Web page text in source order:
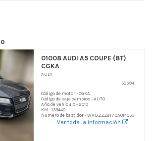
01008 AUDI A5 COUPE (8T)
CGKA
AUDI
50594
Código de motor - CGKA
Código de caja cambios - AUTO
Año de vehículo - 2010
KM - 133440
Numero de bastidor - WAUZZZ8T79A014353
Ver toda la información